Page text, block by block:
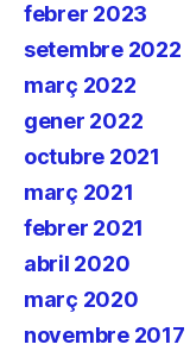
febrer 2023
setembre 2022
març 2022
gener 2022
octubre 2021
març 2021
febrer 2021
abril 2020
març 2020
novembre 2017